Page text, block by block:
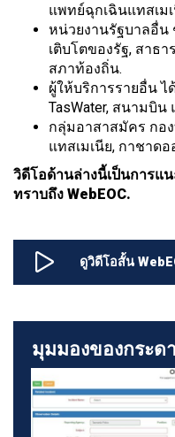
แพทย์ฉุกเฉินแทสเม
หน่วยงานรัฐบาลอื่น
เติบโตของรัฐ, สาธ
สภาท้องถิ่น.
ผู้ให้บริการรายอื่น ไ
TasWater, สนามบิน
กลุ่มอาสาสมัคร กอ
แทสเมเนีย, กาชาด
วิดีโอด้านล่างนี้เป็นการแ
ทราบถึง WebEOC.
ดูวิดีโอสั้น
มุมมองของกระด